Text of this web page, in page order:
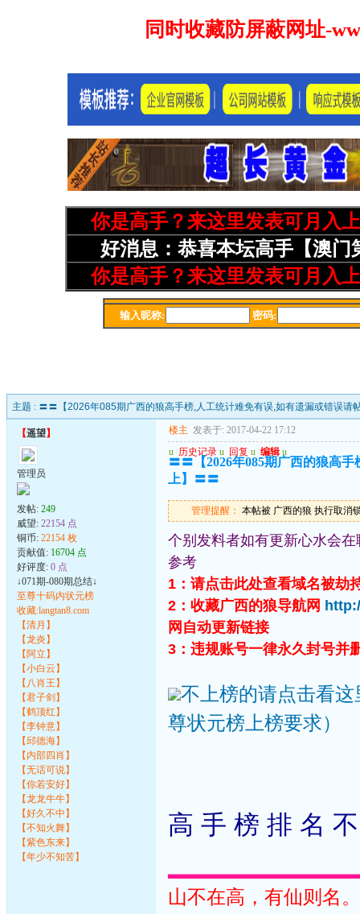
主题 : 〓〓【2026年085期广西的狼高手榜,人工统计难免有误,如有遗漏或错误请
【遥望】
管理员
发帖: 249
威望: 22154 点
铜币: 22154 枚
贡献值: 16704 点
好评度: 0 点
↓071期-080期总结↓
至尊十码内状元榜
收藏:langtan8.com
【清月】
【龙炎】
【阿立】
【小白云】
【八肖王】
【君子剑】
【鹤顶红】
【李钟意】
【邱德海】
【内部四肖】
【无话可说】
【你若安好】
【龙龙牛牛】
【好久不中】
【不知火舞】
【紫色东来】
【年少不知苦】
楼主 发表于: 2017-04-22 17:12
u 历史记录 u 回复 u 编辑 u
〓〓【2026年085期广西的狼高
上】〓〓
管理提醒： 本帖被 广西的狼 执行取消
个别发料者如有更新心水会
参考
1：请点击此处查看域名被劫
2：收藏广西的狼导航网
网自动更新链接
3：违规账号一律永久封号并
不上榜的请点击看
尊状元榜上榜要求）
高 手 榜 排 名
山不在高，有仙则名